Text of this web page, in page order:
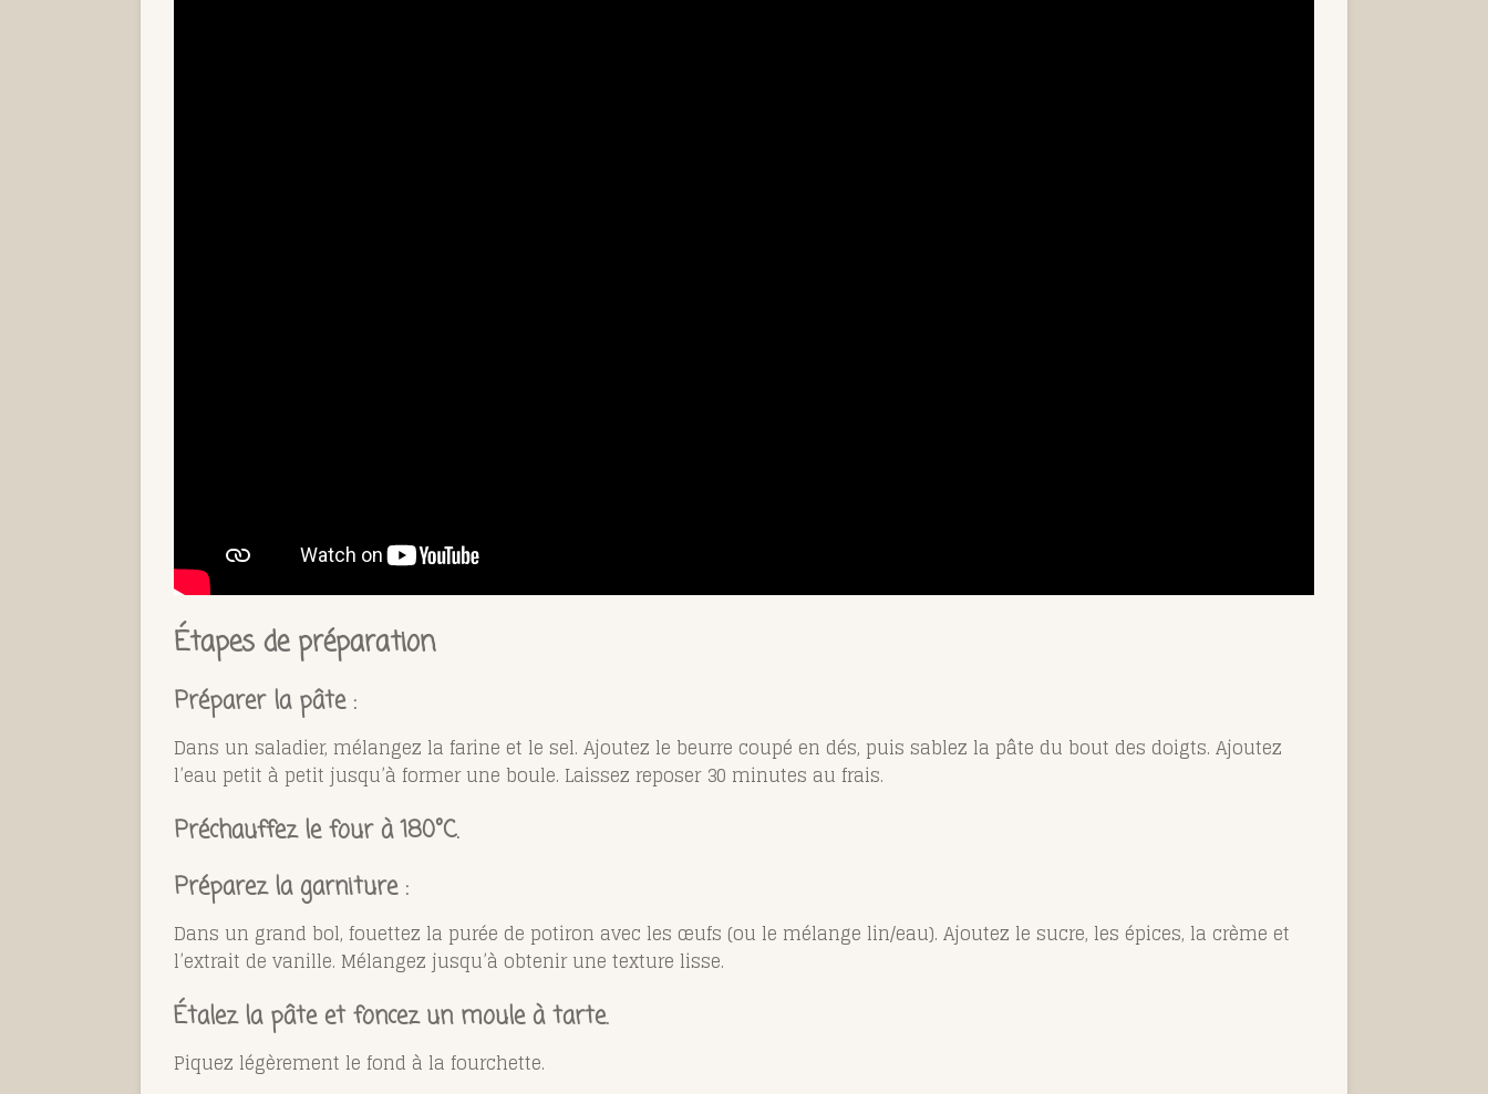
Étapes de préparation
Préparer la pâte :
Dans un saladier, mélangez la farine et le sel. Ajoutez le beurre coupé en dés, puis sablez la pâte du bout des doigts. Ajoutez
l’eau petit à petit jusqu’à former une boule. Laissez reposer 30 minutes au frais.
Préchauffez le four à 180°C.
Préparez la garniture :
Dans un grand bol, fouettez la purée de potiron avec les œufs (ou le mélange lin/eau). Ajoutez le sucre, les épices, la crème et
l’extrait de vanille. Mélangez jusqu’à obtenir une texture lisse.
Étalez la pâte et foncez un moule à tarte.
Piquez légèrement le fond à la fourchette.